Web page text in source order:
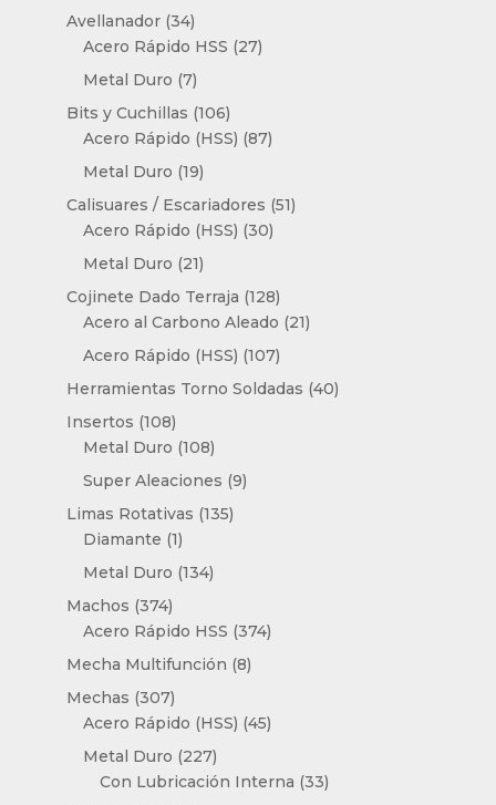
Avellanador 3434
productos
Acero Rápido HSS 2727
Metal Duro 77
productos
Bits y Cuchillas 106106
productos
Acero Rápido (HSS) 8787
Metal Duro 1919
productos
Calisuares / Escariadores 5151
Acero Rápido (HSS) 3030
Metal Duro 2121
productos
Cojinete Dado Terraja 128128
productos
Acero al Carbono Aleado 2121
Acero Rápido (HSS) 107107
productos
Herramientas Torno Soldadas 4040
Insertos 108108
productos
Metal Duro 108108
productos
Super Aleaciones 99
Limas Rotativas 135135
Diamante 11
producto
Metal Duro 134134
Machos 374374
productos
Acero Rápido HSS 374374
Mecha Multifunción 88
Mechas 307307
productos
Acero Rápido (HSS) 4545
Metal Duro 227227
productos
Con Lubricación Interna 3333